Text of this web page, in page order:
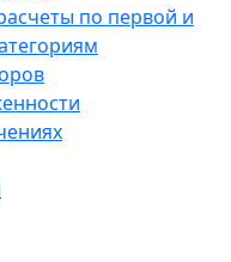
по первой и